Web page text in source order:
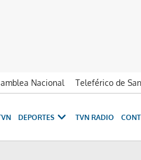
Nacional Teleférico de
DEPORTES TVN RADIO